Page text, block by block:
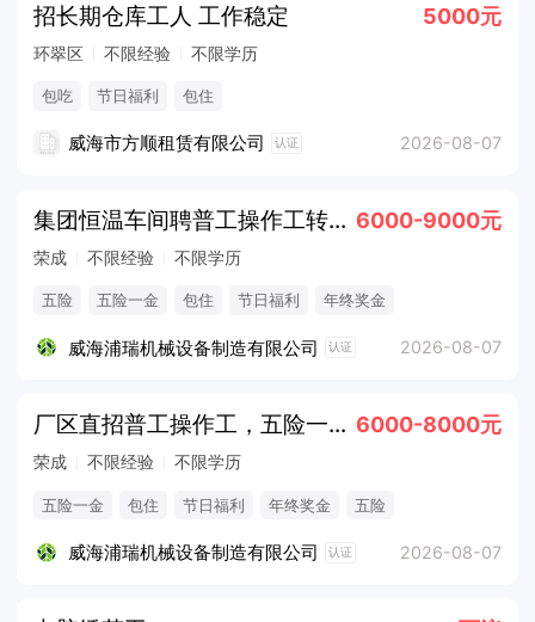
招长期仓库工人 工作稳定 5000元
环翠区 不限经验 不限学历
包吃 节日福利 包住
威海市方顺租赁有限公司 认证 2026-08-07
集团恒温车间聘普工操作工转运工月9k 6000-9000元
荣成 不限经验 不限学历
五险 五险一金 包住 节日福利 年终奖金
法定节假日
威海浦瑞机械设备制造有限公司 认证 2026-08-07
厂区直招普工操作工，五险一金提供吃住 6000-8000元
荣成 不限经验 不限学历
五险一金 包住 节日福利 年终奖金 五险
威海浦瑞机械设备制造有限公司 认证 2026-08-07